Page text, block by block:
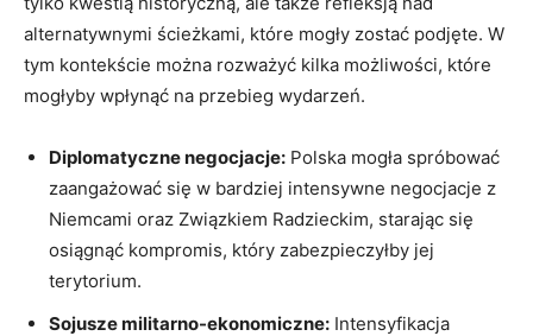
alternatywnymi ścieżkami, które‌ mogły zostać podjęte. W
tym kontekście można rozważyć kilka możliwości, które
mogłyby ⁢wpłynąć na ⁣przebieg wydarzeń.
Diplomatyczne negocjacje: Polska mogła spróbować
zaangażować się ‌w‌ bardziej intensywne negocjacje z
Niemcami oraz Związkiem Radzieckim, starając się
osiągnąć ‌kompromis, ⁢który zabezpieczyłby jej
terytorium.
Sojusze militarno-ekonomiczne: Intensyfikacja